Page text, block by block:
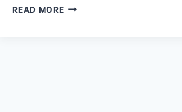
READ MOREGAZPAÇO